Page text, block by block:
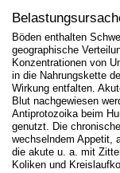
Böden enthalten
geographische
Konzentrationen von
in die Nahrungskette
Wirkung entfalten.
Blut nachgewiesen
Antiprotozoika beim
genutzt. Die
wechselndem Appetit,
die akute u. a. mit
Koliken und